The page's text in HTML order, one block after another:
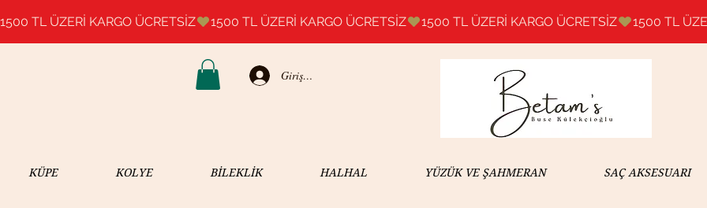
1500 TL ÜZERİ KARGO ÜCRETSİZ
Giriş Yap
KÜPE KOLYE BİLEKLİK HALHAL YÜZÜK VE ŞAHMERAN SAÇ AKSESUARI